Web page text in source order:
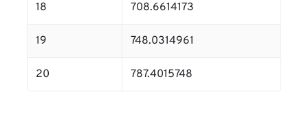
18 708.6614173
19 748.0314961
20 787.4015748